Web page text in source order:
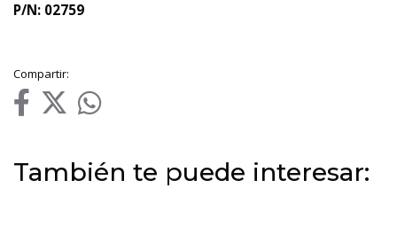
P/N: 02759
Compartir:
También te puede interesar: